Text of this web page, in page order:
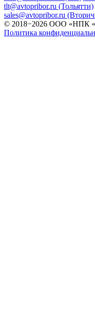
tlt@avtopribor.ru (Тольятти)
sales@avtopribor.ru
© 2018−2026 ООО «НПК
Политика